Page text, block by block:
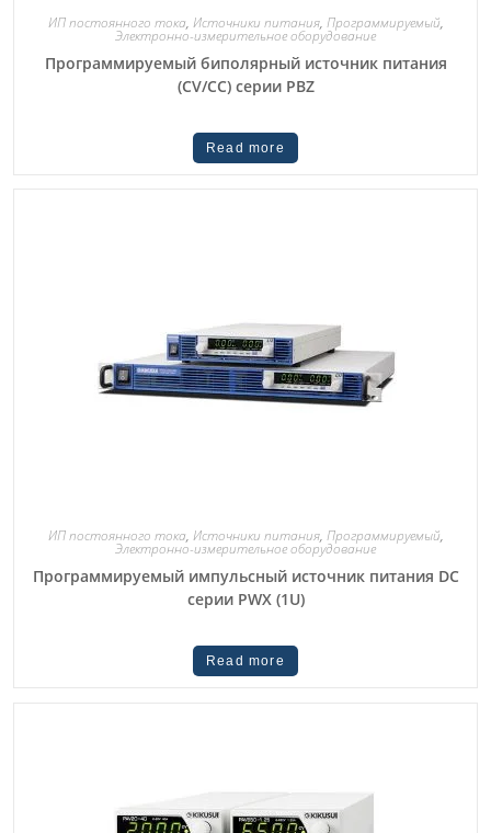
ИП постоянного тока, Источники питания, Программируемый,
Электронно-измерительное оборудование
Программируемый биполярный источник питания
(CV/CC) серии PBZ
Read more
ИП постоянного тока, Источники питания, Программируемый,
Электронно-измерительное оборудование
Программируемый импульсный источник питания DC
серии PWX (1U)
Read more